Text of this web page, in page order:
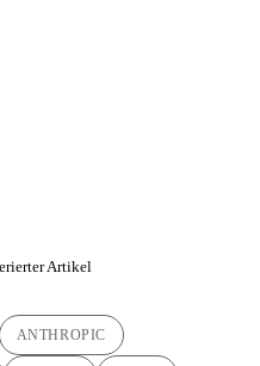
Artikel
ANTHROPIC